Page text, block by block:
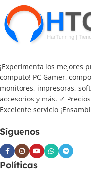
¡Experimenta los mejores
cómputo! PC Gamer,
monitores, impresoras,
accesorios y más. ✓
Excelente servicio
Síguenos
Políticas